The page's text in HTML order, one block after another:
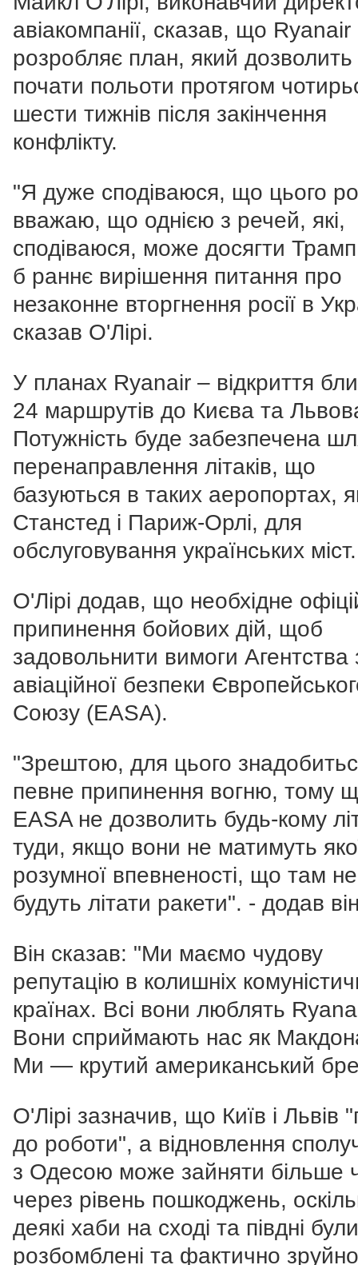
авіакомпанії, сказав, що Ryanair
розробляє план, який дозволить
почати польоти протягом
шести тижнів після закінчення
конфлікту.
"Я дуже сподіваюся, що цього
вважаю, що однією з речей, які,
сподіваюся, може досягти
б раннє вирішення питання про
незаконне вторгнення росії в
сказав О'Лірі.
У планах Ryanair – відкриття
24 маршрутів до Києва та
Потужність буде забезпечена
перенаправлення літаків, що
базуються в таких аеропортах,
Станстед і Париж-Орлі, для
обслуговування українських міст.
О'Лірі додав, що необхідне
припинення бойових дій, щоб
задовольнити вимоги Агентства
авіаційної безпеки
Союзу (EASA).
"Зрештою, для цього
певне припинення вогню, тому
EASA не дозволить будь-кому
туди, якщо вони не матимуть
розумної впевненості, що там не
будуть літати ракети". - додав
Він сказав: "Ми маємо чудову
репутацію в колишніх
країнах. Всі вони люблять
Вони сприймають нас як
Ми — крутий американський
О'Лірі зазначив, що Київ і Львів
до роботи", а відновлення
з Одесою може зайняти більше
через рівень пошкоджень,
деякі хаби на сході та півдні були
розбомблені та фактично